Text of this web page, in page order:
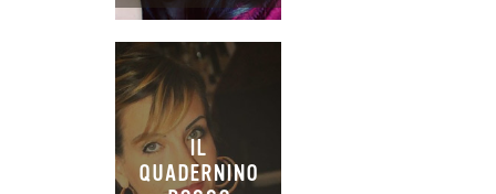
IL
QUADERNINO